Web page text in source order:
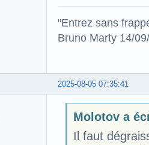
"Entrez sans
Bruno Marty 14/
2025-08-05 07:35:41
Molotov a
Il faut